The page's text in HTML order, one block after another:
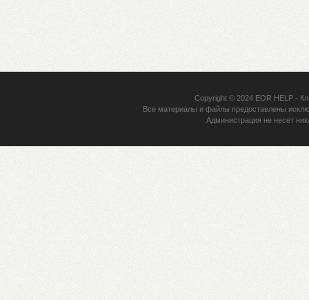
Copyright © 2024 EOR HELP-
Все материалы и файлы предоставлены
Администрация не несет